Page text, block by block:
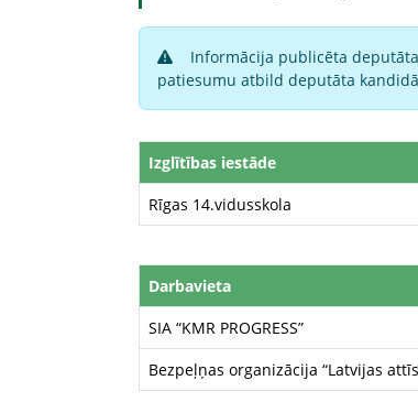
Informācija publicēta
patiesumu atbild deputāta
Izglītības iestāde
Rīgas 14.vidusskola
Darbavieta
SIA “KMR PROGRESS”
Bezpeļņas organizācija “Latvijas